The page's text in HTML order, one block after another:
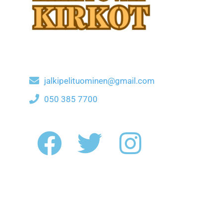
jalkipelituominen@gmail.com
050 385 7700